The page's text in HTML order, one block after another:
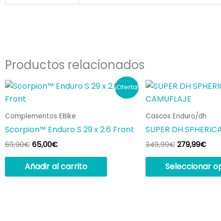
Productos relacionados
¡Oferta!
Complementos EBike
Scorpion™ Enduro S 29 x 2.6 Front
69,90€
El
precio
69,90€.
65,00€
El
65,00€.
Añadir al carrito
Cascos Enduro/dh
SUPER DH
349,99€
El
original
349,99€.
279,99€
El
Seleccionar